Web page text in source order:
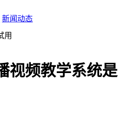
新闻动态
用
视频教学系统是